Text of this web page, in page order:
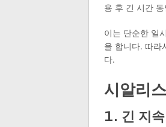
용 후 긴 시간
이는 단순한 일
을 합니다. 따라
다.
시알리
1. 긴 지